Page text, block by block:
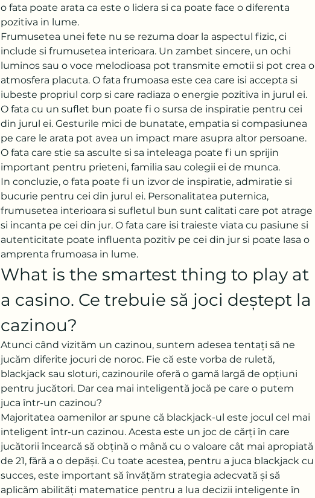
o fata poate arata ca este o lidera si ca poate face o diferenta
pozitiva in lume.
Frumusetea unei fete nu se rezuma doar la aspectul fizic, ci
include si frumusetea interioara. Un zambet sincere, un ochi
luminos sau o voce melodioasa pot transmite emotii si pot crea o
atmosfera placuta. O fata frumoasa este cea care isi accepta si
iubeste propriul corp si care radiaza o energie pozitiva in jurul ei.
O fata cu un suflet bun poate fi o sursa de inspiratie pentru cei
din jurul ei. Gesturile mici de bunatate, empatia si compasiunea
pe care le arata pot avea un impact mare asupra altor persoane.
O fata care stie sa asculte si sa inteleaga poate fi un sprijin
important pentru prieteni, familia sau colegii ei de munca.
In concluzie, o fata poate fi un izvor de inspiratie, admiratie si
bucurie pentru cei din jurul ei. Personalitatea puternica,
frumusetea interioara si sufletul bun sunt calitati care pot atrage
si incanta pe cei din jur. O fata care isi traieste viata cu pasiune si
autenticitate poate influenta pozitiv pe cei din jur si poate lasa o
amprenta frumoasa in lume.
What is the smartest thing to play at
a casino. Ce trebuie să joci deștept la
cazinou?
Atunci când vizităm un cazinou, suntem adesea tentați să ne
jucăm diferite jocuri de noroc. Fie că este vorba de ruletă,
blackjack sau sloturi, cazinourile oferă o gamă largă de opțiuni
pentru jucători. Dar cea mai inteligentă jocă pe care o putem
juca într-un cazinou?
Majoritatea oamenilor ar spune că blackjack-ul este jocul cel mai
inteligent într-un cazinou. Acesta este un joc de cărți în care
jucătorii încearcă să obțină o mână cu o valoare cât mai apropiată
de 21, fără a o depăși. Cu toate acestea, pentru a juca blackjack cu
succes, este important să învățăm strategia adecvată și să
aplicăm abilități matematice pentru a lua decizii inteligente în